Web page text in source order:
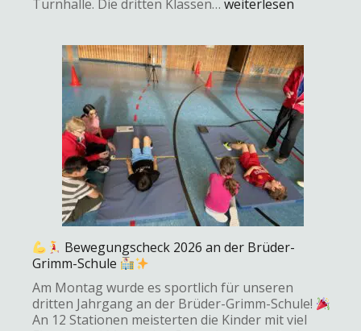
Turnhalle. Die dritten Klassen… weiterlesen
Bewegungscheck 2026 an der Brüder-
Grimm-Schule
Am Montag wurde es sportlich für unseren
dritten Jahrgang an der Brüder-Grimm-Schule!
An 12 Stationen meisterten die Kinder mit viel